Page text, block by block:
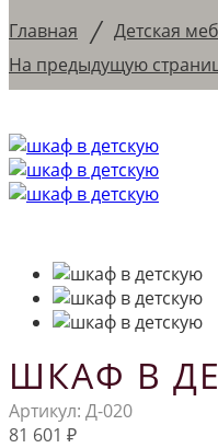
Главная / Детская
На предыдущую
ШКАФ В
Артикул: Д-020
81 601 ₽